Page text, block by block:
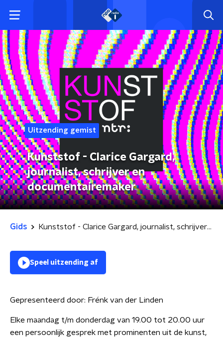
Uitzending gemist
Kunststof - Clarice Gargard,
journalist, schrijver en
documentairemaker
Gids Kunststof - Clarice Gargard, journalist, schrijver en documentairemaker
Speel uitzending af
Gepresenteerd door: Frénk van der Linden
Elke maandag t/m donderdag van 19.00 tot 20.00 uur
een persoonlijk gesprek met prominenten uit de kunst,